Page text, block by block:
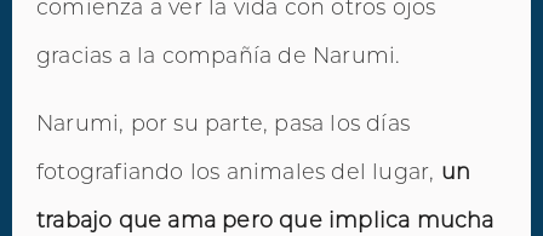
comienza a ver la vida con otros ojos
gracias a la compañía de Narumi.
Narumi, por su parte, pasa los días
fotografiando los animales del lugar, un
trabajo que ama pero que implica mucha